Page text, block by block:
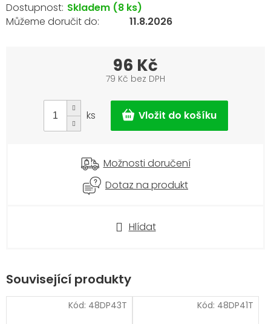
Hlídat
Skladem (8 ks)
11.8.2026
96 Kč
79 Kč bez DPH
cena:
ks
Možnosti doručení
Dotaz na produkt
Související produkty
Kód: 48DP43T Kód: 48DP41T